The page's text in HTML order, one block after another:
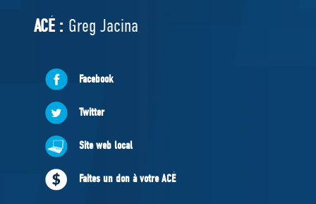
Cabinet fantôme
Exécutif national
À PROPOS
Documents constitutifs
MÉDIAS
BÉNÉVOLE
ACÉ : Greg Jacina
Facebook
Twitter
Site web local
Faites un don à votre ACÉ